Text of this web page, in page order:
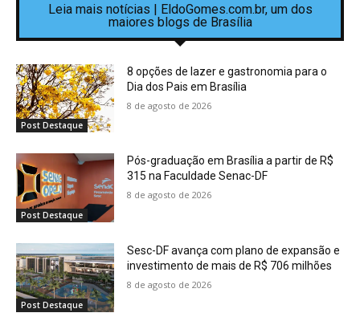
Leia mais notícias | EldoGomes.com.br, um dos
maiores blogs de Brasília
Post Destaque
8 opções de lazer e gastronomia para o
Dia dos Pais em Brasília
8 de agosto de 2026
Post Destaque
Pós-graduação em Brasília a partir de R$
315 na Faculdade Senac-DF
8 de agosto de 2026
Post Destaque
Sesc-DF avança com plano de expansão e
investimento de mais de R$ 706 milhões
8 de agosto de 2026